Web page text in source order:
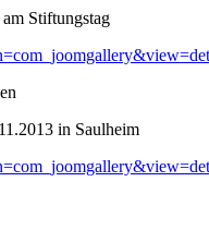
Stiftungstag
in Saulheim